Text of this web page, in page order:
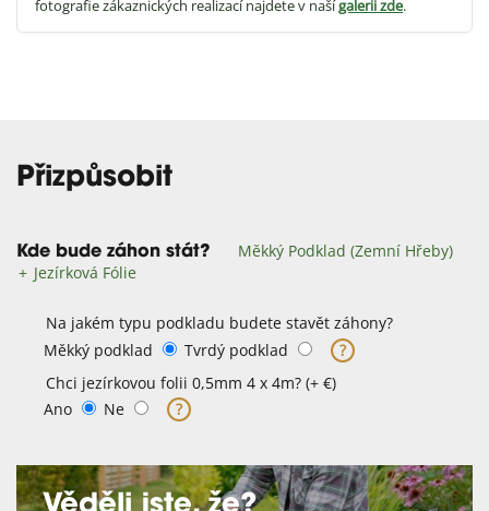
fotografie zákaznických realizací najdete v našígalerii zde.
Přizpůsobit
Kde bude záhon stát?
Měkký Podklad (zemní Hřeby)
Jezírková Fólie
Na jakém typu podkladu budete stavět záhony?
Měkký podklad
Tvrdý podklad
?
Chci jezírkovou folii 0,5mm 4 x 4m? (+ €)
Ano
Ne ?